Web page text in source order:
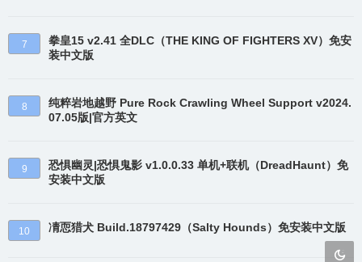
7
拳皇15 v2.41 全DLC（THE KING OF FIGHTERS XV）免安
装中文版
8
纯粹岩地越野 Pure Rock Crawling Wheel Support v2024.
07.05版|官方英文
9
恐惧幽灵|恐惧鬼影 v1.0.0.33 单机+联机（DreadHaunt）免
安装中文版
10 凊恧猎犬 Build.18797429（Salty Hounds）免安装中文版